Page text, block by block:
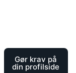
Gør krav på
din profilside